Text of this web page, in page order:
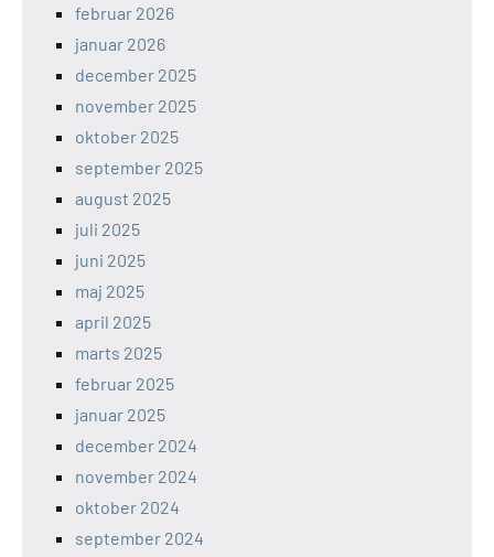
februar 2026
januar 2026
december 2025
november 2025
oktober 2025
september 2025
august 2025
juli 2025
juni 2025
maj 2025
april 2025
marts 2025
februar 2025
januar 2025
december 2024
november 2024
oktober 2024
september 2024